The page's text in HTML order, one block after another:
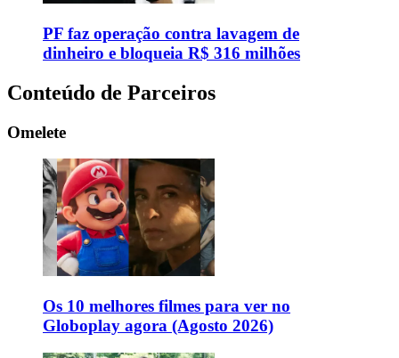
PF faz operação contra lavagem de
dinheiro e bloqueia R$ 316 milhões
Conteúdo de Parceiros
Omelete
Os 10 melhores filmes para ver no
Globoplay agora (Agosto 2026)